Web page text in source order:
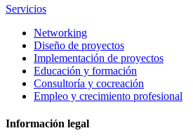
Servicios
Networking
Diseño de proyectos
Implementación de proyectos
Educación y formación
Consultoría y cocreación
Empleo y crecimiento profesional
Información legal